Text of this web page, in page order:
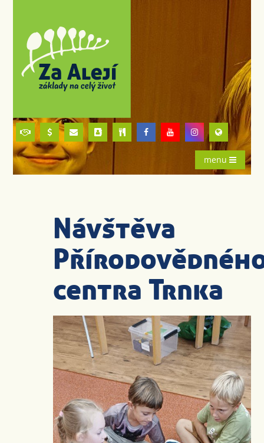
menu
Návštěva
centra Trnka